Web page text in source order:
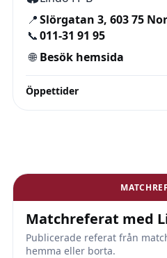
📍Slörgatan 3, 603 75
📞011-31 91 95
🌐 Besök hemsida
Öppettider
Matchreferat med
Publicerade referat från
hemma eller borta.